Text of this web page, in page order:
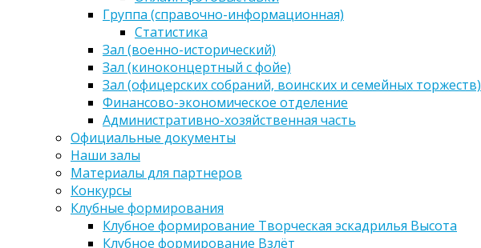
Группа (справочно-информационная)
Статистика
Зал (военно-исторический)
Зал (киноконцертный с фойе)
Зал (офицерских собраний, воинских и семейных торжеств)
Финансово-экономическое отделение
Административно-хозяйственная часть
Официальные документы
Наши залы
Материалы для партнеров
Конкурсы
Клубные формирования
Клубное формирование Творческая эскадрилья Высота
Клубное формирование Взлёт